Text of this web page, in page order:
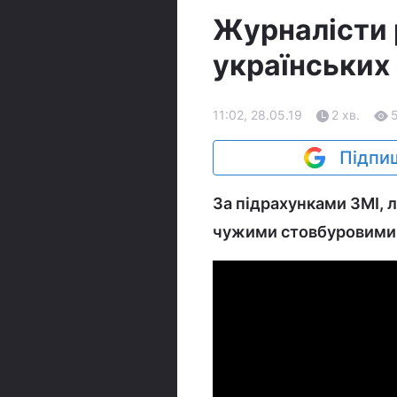
Журналісти
11:02, 28.05.19 2 хв.
За підрахунками ЗМІ,
чужими стовбуровими